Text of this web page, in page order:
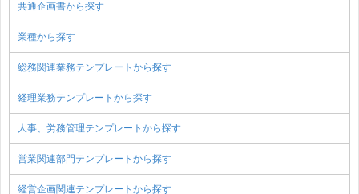
共通企画書から探す
業種から探す
総務関連業務テンプレートから探す
経理業務テンプレートから探す
人事、労務管理テンプレートから探す
営業関連部門テンプレートから探す
経営企画関連テンプレートから探す